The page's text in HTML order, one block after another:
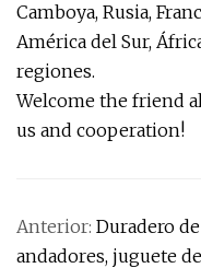
Camboya, Rusia,
América del Sur,
regiones.
Welcome the friend
us and cooperation!
Anterior: Duradero
andadores, juguete